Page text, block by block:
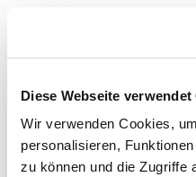
Diese Webseite verwendet
Wir verwenden Cookies,
personalisieren,
zu können und die Zugriffe